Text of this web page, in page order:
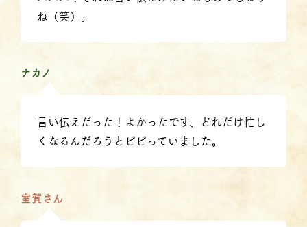
ね（笑）。
ナカノ
言い伝えだった！よかったです、どれだけ忙し
くなるんだろうとビビっていました。
室賀さん